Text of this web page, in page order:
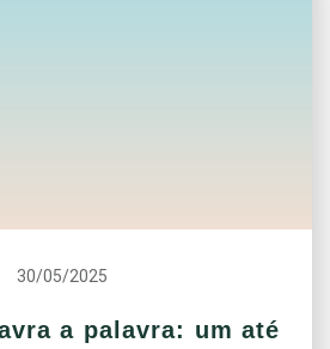
30/05/2025
a palavra: um até